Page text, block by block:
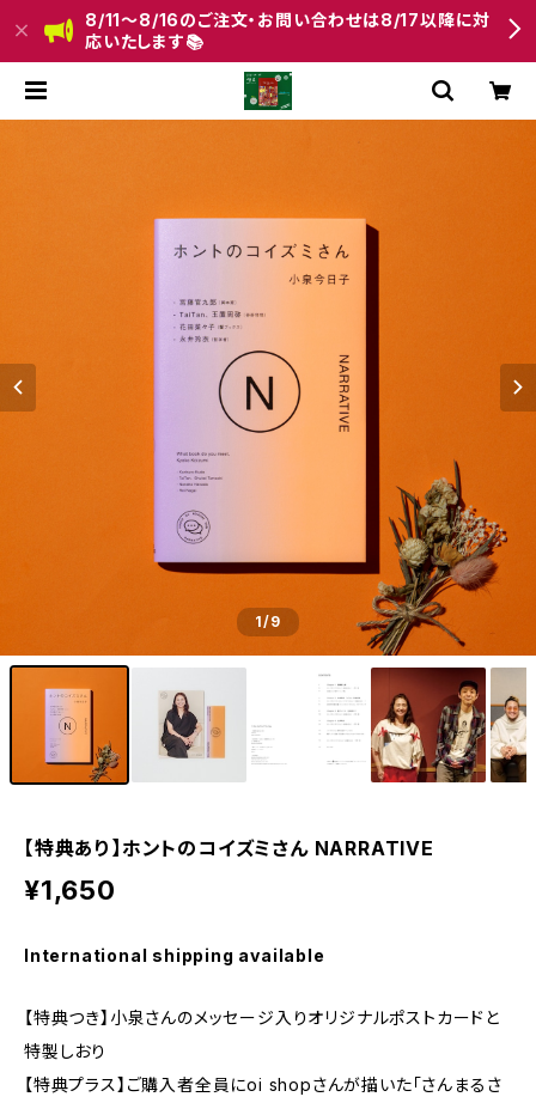
8/11〜8/16のご注文・お問い合わせは8/17以降に対
応いたします📚
1/9
【特典あり】ホントのコイズミさん NARRATIVE
¥1,650
International shipping available
【特典つき】小泉さんのメッセージ入りオリジナルポストカードと
特製しおり
【特典プラス】ご購入者全員にoi shopさんが描いた「さんまるさ